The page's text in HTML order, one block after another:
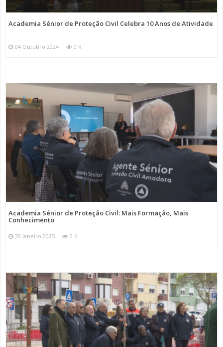
Academia Sénior de Proteção Civil Celebra 10 Anos de Atividade
04 Outubro 2024 0 K
Academia Sénior de Proteção Civil: Mais Formação, Mais
Conhecimento
30 Janeiro 2025 0 K